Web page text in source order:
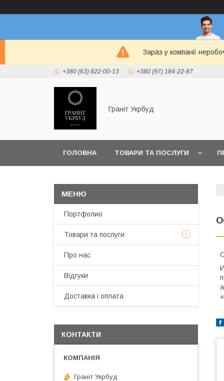
Зараз у компанії
+380 (63) 822-00-13 +380 (97) 184-22-87
Граніт Укрбуд
ГОЛОВНА ТОВАРИ ТА ПОСЛУГИ
Портфолио
Товари та послуги
Про нас
Відгуки
Доставка і оплата
КОНТАКТИ
Граніт Укрбуд